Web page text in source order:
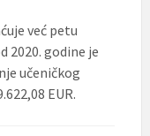
već petu
2020. godine je
učeničkog
EUR.